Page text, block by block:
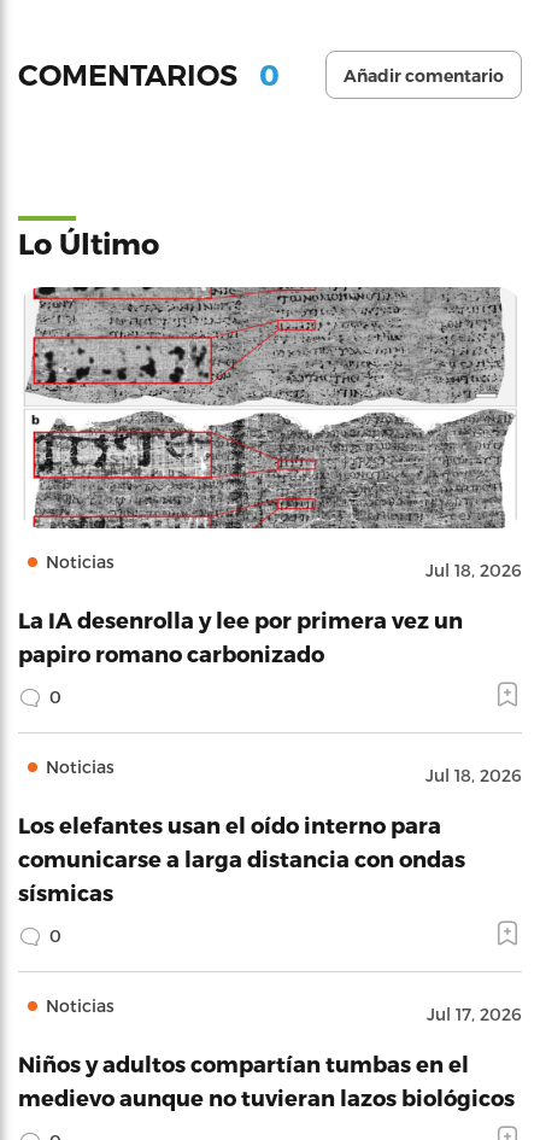
COMENTARIOS 0 Añadir comentario
Lo Último
Noticias Jul 18, 2026
La IA desenrolla y lee por primera vez un
papiro romano carbonizado
0
Noticias Jul 18, 2026
Los elefantes usan el oído interno para
comunicarse a larga distancia con ondas
sísmicas
0
Noticias Jul 17, 2026
Niños y adultos compartían tumbas en el
medievo aunque no tuvieran lazos biológicos